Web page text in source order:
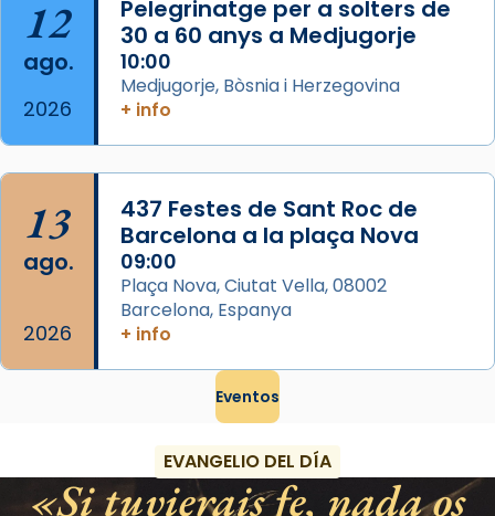
Foto
View on Facebook ·
12
ago.
2026
Pelegrinatge per a solters de
30 a 60 anys a Medjugorje
10:00
Medjugorje, Bòsnia i Herzegovina
+ info
13
ago.
2026
437 Festes de Sant Roc de
Barcelona a la plaça Nova
09:00
Plaça Nova, Ciutat Vella, 08002
Barcelona, Espanya
+ info
Eventos
EVANGELIO DEL DÍA
Si tuvierais fe, nada os